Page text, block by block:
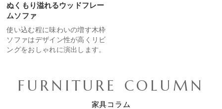
ぬくもり溢れるウッドフレー
ムソファ
使い込む程に味わいの増す木枠
ソファはデザイン性が高くリビ
ングをおしゃれに演出します。
FURNITURE COLUMN
家具コラム